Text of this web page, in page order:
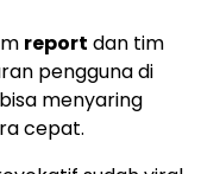
report dan tim
pengguna di
menyaring
cepat.